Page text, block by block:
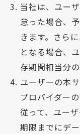
当社は、ユー
怠った場合、
きます。さら
となる場合、
存期間相当分
ユーザーの本
プロバイダー
従って、ユー
期限までにデ